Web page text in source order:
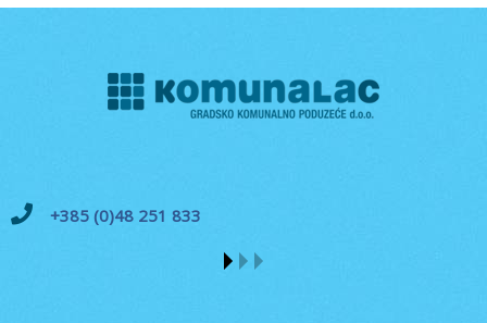
+385 (0)48 251 833